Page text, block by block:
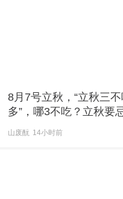
8月7号立秋，“立秋三
多”，哪3不吃？立秋要
山废酛 14小时前